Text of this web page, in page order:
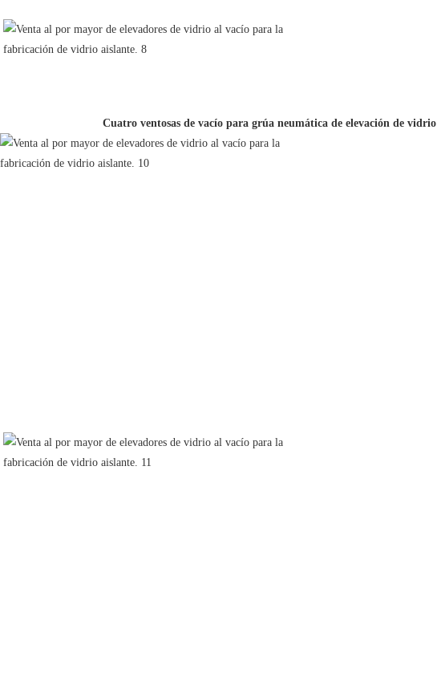
Cuatro ventosas de vacío para grúa neumática de elevación de vidrio